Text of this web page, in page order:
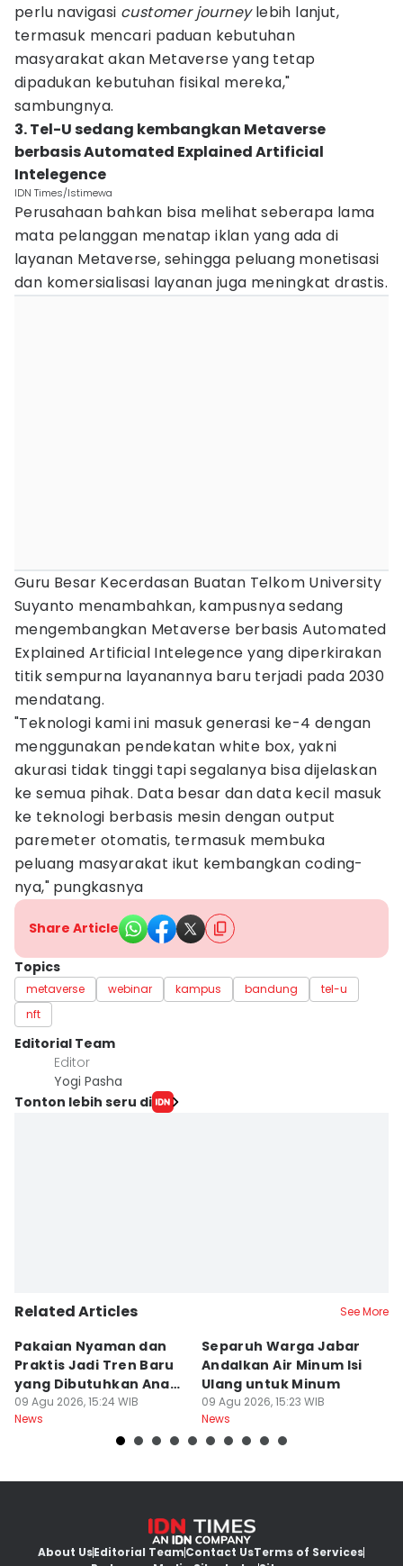
perlu navigasi customer journeylebih lanjut,
termasuk mencari paduan kebutuhan
masyarakat akan Metaverse yang tetap
dipadukan kebutuhan fisikal mereka,"
sambungnya.
3. Tel-U sedang kembangkan Metaverse
berbasis Automated Explained Artificial
Intelegence
IDN Times/Istimewa
Perusahaan bahkan bisa melihat seberapa lama
mata pelanggan menatap iklan yang ada di
layanan Metaverse, sehingga peluang monetisasi
dan komersialisasi layanan juga meningkat drastis.
Guru Besar Kecerdasan Buatan Telkom University
Suyanto menambahkan, kampusnya sedang
mengembangkan Metaverse berbasis Automated
Explained Artificial Intelegence yang diperkirakan
titik sempurna layanannya baru terjadi pada 2030
mendatang.
"Teknologi kami ini masuk generasi ke-4 dengan
menggunakan pendekatan white box, yakni
akurasi tidak tinggi tapi segalanya bisa dijelaskan
ke semua pihak. Data besar dan data kecil masuk
ke teknologi berbasis mesin dengan output
paremeter otomatis, termasuk membuka
peluang masyarakat ikut kembangkan coding-
nya," pungkasnya
Share Article
Topics
metaverse webinar kampus bandung
tel-u
nft
Editorial Team
Editor
Yogi Pasha
Tonton lebih seru di
Related Articles See More
Pakaian Nyaman dan
Praktis Jadi Tren Baru
yang Dibutuhkan Anak
Muda
09 Agu 2026, 15:24 WIB
News
Separuh Warga Jabar
Andalkan Air Minum Isi
Ulang untuk Minum
09 Agu 2026, 15:23 WIB
News
About UsEditorial TeamContact UsTerms of Services